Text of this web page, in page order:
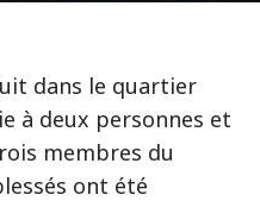
dans le quartier
à deux personnes et
membres du
ont été